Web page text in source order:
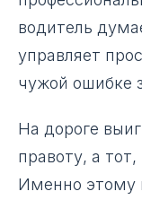
водитель
управляет
чужой ошибке
На дороге
правоту, а
Именно этому